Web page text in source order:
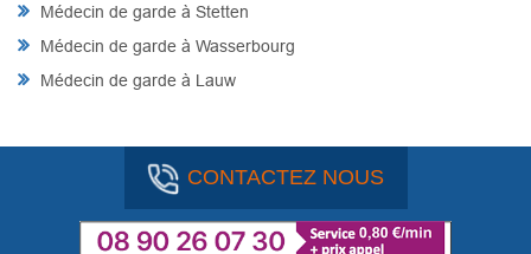
Médecin de garde à Stetten
Médecin de garde à Wasserbourg
Médecin de garde à Lauw
CONTACTEZ NOUS